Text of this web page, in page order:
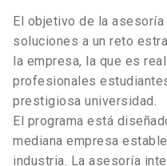
El objetivo de la
soluciones a un reto
la empresa, la que es
profesionales
prestigiosa universidad.
El programa está
mediana empresa
industria. La asesoría